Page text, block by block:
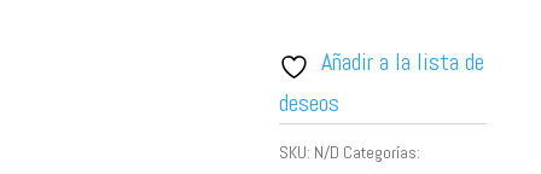
en
Antelina
Marrón
Añadir a la lista de
deseos
SKU: N/D Categorías: